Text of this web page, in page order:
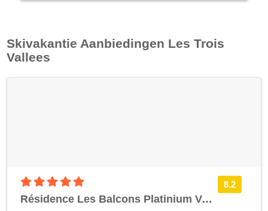
Skivakantie Aanbiedingen Les Trois
Vallees
8.2
Résidence Les Balcons Platinium Val Thorens